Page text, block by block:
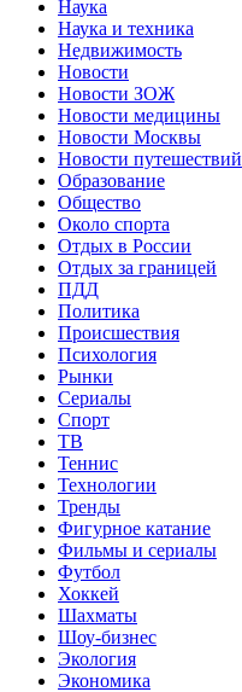
Наука
Наука и техника
Недвижимость
Новости
Новости ЗОЖ
Новости медицины
Новости Москвы
Новости путешествий
Образование
Общество
Около спорта
Отдых в России
Отдых за границей
ПДД
Политика
Происшествия
Психология
Рынки
Сериалы
Спорт
ТВ
Теннис
Технологии
Тренды
Фигурное катание
Фильмы и сериалы
Футбол
Хоккей
Шахматы
Шоу-бизнес
Экология
Экономика